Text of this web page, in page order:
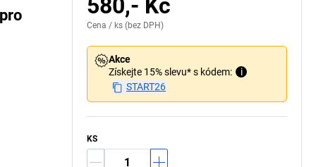
580,- Kč
Cena / ks (bez DPH)
Akce
Získejte 15% slevu* s kódem:
i
START26
KS